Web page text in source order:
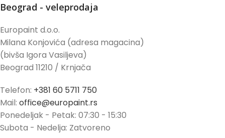
Beograd - veleprodaja
Europaint d.o.o.
Milana Konjovića (adresa magacina)
(bivša Igora Vasiljeva)
Beograd 11210 / Krnjača
Telefon: +381 60 5711 750
Mail: office@europaint.rs
Ponedeljak - Petak: 07:30 - 15:30
Subota - Nedelja: Zatvoreno